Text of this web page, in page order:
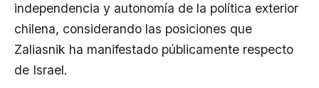
independencia y autonomía de la política exterior
chilena, considerando las posiciones que
Zaliasnik ha manifestado públicamente respecto
de Israel.